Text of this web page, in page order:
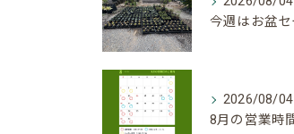
2026/08/04